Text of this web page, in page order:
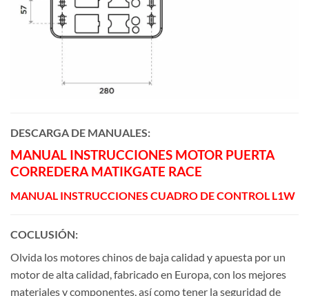
DESCARGA DE MANUALES:
MANUAL INSTRUCCIONES MOTOR PUERTA
CORREDERA MATIKGATE RACE
MANUAL INSTRUCCIONES CUADRO DE CONTROL L1W
COCLUSIÓN:
Olvida los motores chinos de baja calidad y apuesta por un
motor de alta calidad, fabricado en Europa, con los mejores
materiales y componentes, así como tener la seguridad de